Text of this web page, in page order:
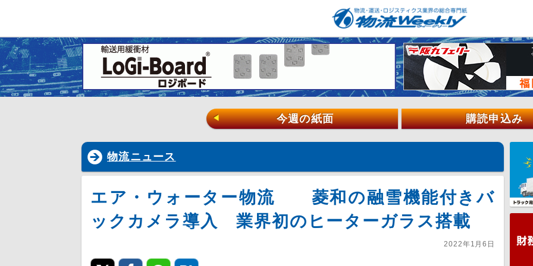
◀ 今週の紙面 購読申込み
物流ニュース
エア・ウォーター物流 菱和の融雪機能付きバ
ックカメラ導入 業界初のヒーターガラス搭載
2022年1月6日